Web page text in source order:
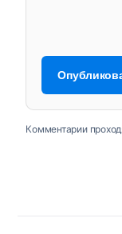
Комментарии